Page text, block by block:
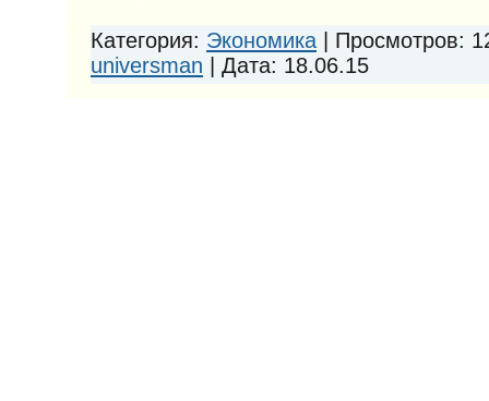
Категория: Экономика | Просмотров:
universman | Дата: 18.06.15